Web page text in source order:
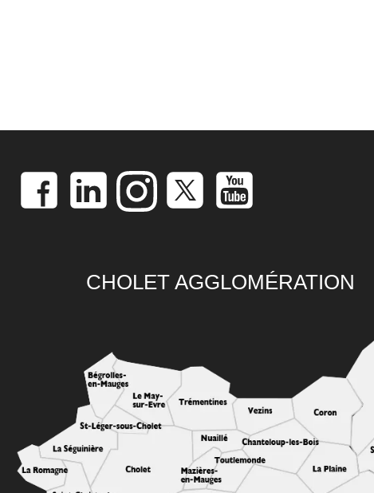
CHOLET AGGLOMÉRATION